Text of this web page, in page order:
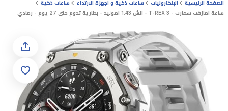
الصفحة الرئيسية الإلكترونيات ساعات ذكية و اجهزة الارتداء
ساعات ذكية
ساعة امازفت سمارت - T-REX 3 - انش 1.43 اموليد - بطارية تدوم حتى 27 يوم - رمادي